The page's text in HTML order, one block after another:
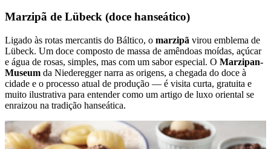
Marzipã de Lübeck (doce hanseático)
Ligado às rotas mercantis do Báltico, o marzipã virou emblema de
Lübeck. Um doce composto de massa de amêndoas moídas, açúcar
e água de rosas, simples, mas com um sabor especial. O Marzipan-
Museum da Niederegger narra as origens, a chegada do doce à
cidade e o processo atual de produção — é visita curta, gratuita e
muito ilustrativa para entender como um artigo de luxo oriental se
enraizou na tradição hanseática.